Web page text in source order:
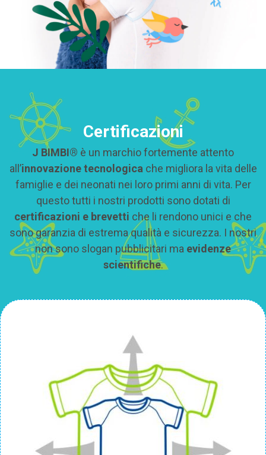
Certificazioni
J BIMBI® è un marchio fortemente attento
all’innovazione tecnologica che migliora la vita delle
famiglie e dei neonati nei loro primi anni di vita. Per
questo tutti i nostri prodotti sono dotati di
certificazioni e brevetti che li rendono unici e che
sono garanzia di estrema qualità e sicurezza. I nostri
non sono slogan pubblicitari ma evidenze
scientifiche.